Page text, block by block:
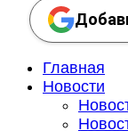
Главная
Новости